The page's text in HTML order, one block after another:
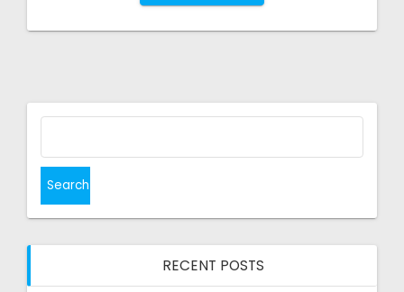
Search
RECENT POSTS